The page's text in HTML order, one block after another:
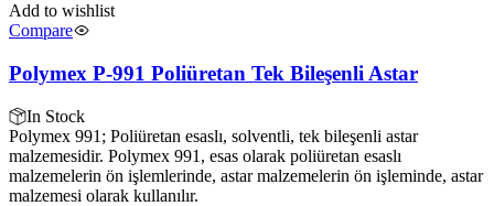
Add to wishlist
Compare
Polymex P-991 Poliüretan Tek Bileşenli Astar
In Stock
Polymex 991; Poliüretan esaslı, solventli, tek bileşenli astar
malzemesidir. Polymex 991, esas olarak poliüretan esaslı
malzemelerin ön işlemlerinde, astar malzemelerin ön işleminde, astar
malzemesi olarak kullanılır.